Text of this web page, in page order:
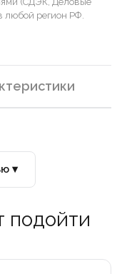
любой регион РФ.
▾
подойти